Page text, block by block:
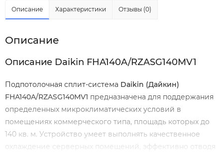
Описание Характеристики Отзывы (0)
Описание
Описание Daikin FHA140A/RZASG140MV1
Подпотолочная сплит-система Daikin (Дайкин)
FHA140A/RZASG140MV1 предназначена для поддержания
определенных микроклиматических условий в
помещениях коммерческого типа, площадь которых до
140 кв. м. Устройство умеет выполнять качественное
охлаждение серверных помещений, эффективно отводя